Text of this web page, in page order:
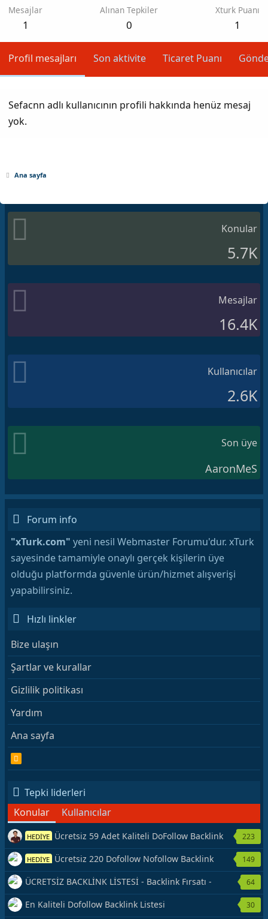
Mesajlar
1
Alınan Tepkiler
0
Xturk Puanı
1
Profil mesajları Son aktivite Ticaret Puanı
Sefacnn adlı kullanıcının profili hakkında henüz mesaj
yok.
Ana sayfa
Konular
5.7K
Mesajlar
16.4K
Kullanıcılar
2.6K
Son üye
AaronMeS
Forum info
"xTurk.com" yeni nesil Webmaster Forumu'dur. xTurk
sayesinde tamamiyle onaylı gerçek kişilerin üye
olduğu platformda güvenle ürün/hizmet alışverişi
yapabilirsiniz.
Hızlı linkler
Bize ulaşın
Şartlar ve kurallar
Gizlilik politikası
Yardım
Ana sayfa
S
Tepki liderleri
Konular
Kullanıcılar
HEDİYE Ücretsiz 59 Adet Kaliteli DoFollow Backlink
Kaynağı Veriyorum.
223
HEDİYE Ücretsiz 220 Dofollow Nofollow Backlink
Veriyorum
149
ÜCRETSİZ BACKLİNK LİSTESİ - Backlink Fırsatı -
Hemen Yetiş!
64
En Kaliteli Dofollow Backlink Listesi 30